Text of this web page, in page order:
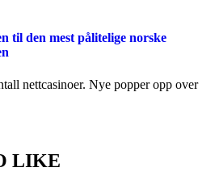
til den mest pålitelige norske
nettcasinoer. Nye popper opp over
LIKE